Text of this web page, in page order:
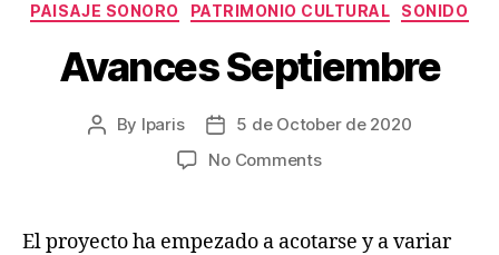
PAISAJE SONORO
PATRIMONIO CULTURAL SONIDO
Avances Septiembre
Post
By lparis
Post
date
5 de October de 2020
No Commentson
El proyecto ha empezado a acotarse y a variar